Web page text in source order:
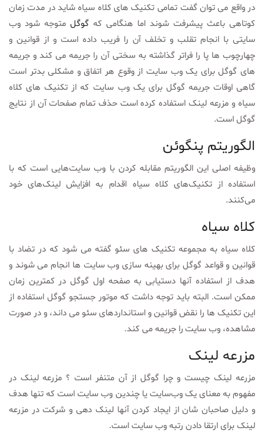
در واقع می توان گفت تمامی تکنیک های کلاه سیاه شاید در مدت زمان
کوتاهی باعث پیشرفت شوند اما هنگامی که گوگلمتوجه شود وب
سایتی با انجام تقلب و تخلف آن را فریب داده است و از قوانین و
چهارچوب ها پا را فراتر گذاشته به سختی آن را جریمه می کند و جریمه
های گوگل برای یک وب سایت از وقوع هر اتفاق و مشکلی بدتر است
گاهی اوقات جریمه گوگل برای یک وب سایت که از تکنیک های کلاه
سیاه و مزرعه لینک استفاده کرده است حذف تمام صفحات آن از نتایج
گوگل است.
الگوریتم پنگوئن
وظیفه اصلی این الگوریتم مقابله کردن با وب سایت‌هایی است که با
استفاده از تکنیک‌های کلاه سیاه اقدام به افزایش لینک‌های خود
می‌کنند.
کلاه سیاه
کلاه سیاه به مجموعه تکنیک های سئو گفته می شود که در تضاد با
قوانین و قواعد گوگل برای بهینه سازی وب سایت ها انجام می شوند و
هدف از استفاده آنها دستیابی به صفحه اول گوگل در کمترین زمان
ممکن است. البته باید توجه داشت که موتور جستجو گوگل استفاده از
این تکنیک ها را نقض قوانین و استانداردهای سئو می داند، و در صورت
مشاهده، وب سایت را جریمه می کند.
مزرعه لینک
مزرعه لینک چیست و چرا گوگل از آن متنفر است ؟ مزرعه لینک در
مفهوم به معنای یک وب‌سایت یا چندین وب سایت است که تنها هدف
و دلیل صاحبان شان از ایجاد کردن آنها لینک دهی و شرکت در مزرعه
لینک برای ارتقا دادن رتبه وب سایت است.